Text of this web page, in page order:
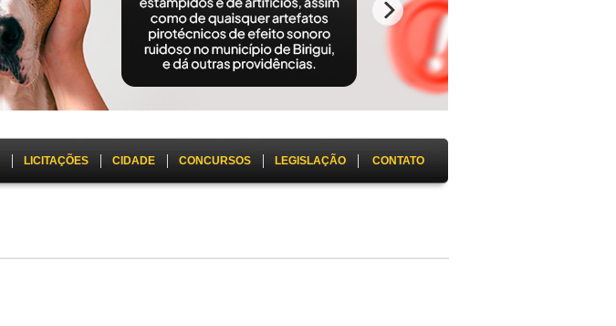
LICITAÇÕES CIDADE CONCURSOS LEGISLAÇÃO CONTATO